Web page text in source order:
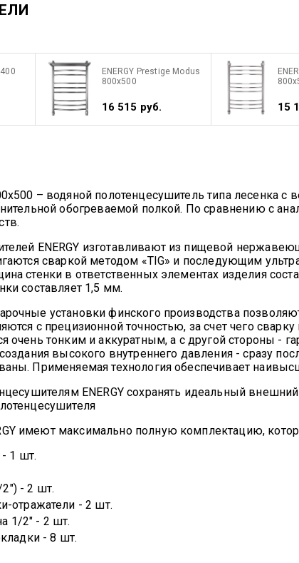
ENERGY Prestige Modus
800x500
16 515 руб. 15
– водяной полотенцесушитель типа
обогреваемой полкой. По сравнению с
ENERGY изготавливают из пищевой
сваркой методом «TIG» и последующим
стенки в ответственных элементах изделия
составляет 1,5 мм.
установки финского производства
с прецизионной точностью, за счет чего
очень тонким и аккуратным, а с другой стороны
высокого внутреннего давления - сразу
Применяемая технология обеспечивает
ENERGY сохранять идеальный
имеют максимально полную комплектацию,
1 шт.
- 2 шт.
отражатели - 2 шт.
1/2" - 2 шт.
- 8 шт.